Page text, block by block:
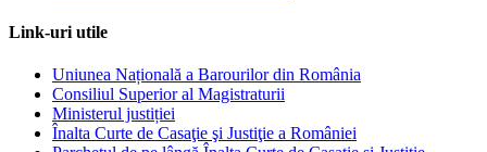
Link-uri utile
Uniunea Națională a Barourilor din România
Consiliul Superior al Magistraturii
Ministerul justiției
Înalta Curte de Casaţie şi Justiţie a României